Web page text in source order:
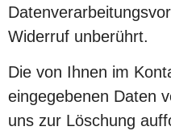
Widerruf unberührt.
Die von Ihnen im
eingegebenen Daten
uns zur Löschung